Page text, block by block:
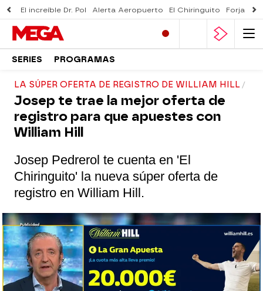
El increíble Dr. Pol Alerta Aeropuerto El Chiringuito Forjado
SERIES PROGRAMAS
LA SÚPER OFERTA DE REGISTRO DE WILLIAM HILL
Josep te trae la mejor oferta de
registro para que apuestes con
William Hill
Josep Pedrerol te cuenta en 'El
Chiringuito' la nueva súper oferta de
registro en William Hill.